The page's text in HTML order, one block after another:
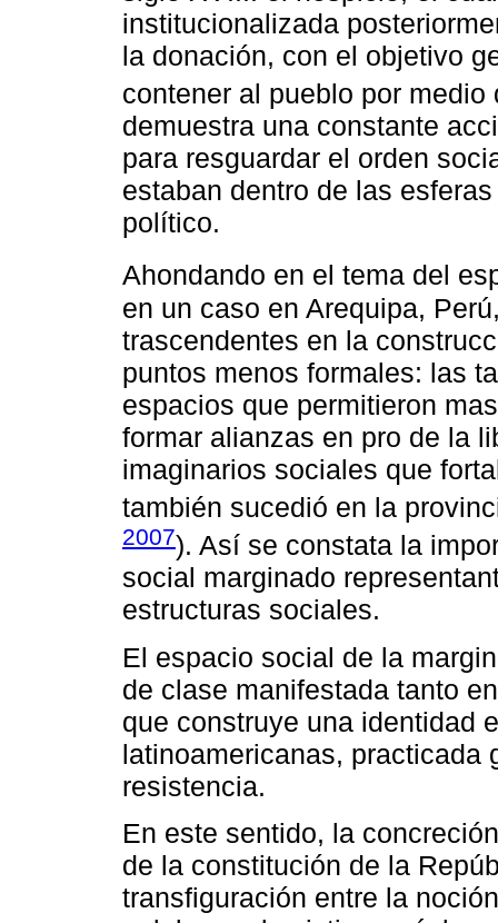
institucionalizada
la donación, con el objetivo
contener al pueblo por
demuestra una constante
para resguardar el orden
estaban dentro de las
político.
Ahondando en el tema del
en un caso en Arequipa,
trascendentes en la
puntos menos formales: las
espacios que permitieron
formar alianzas en pro de la
imaginarios sociales que
también sucedió en la
2007). Así se constata la
social marginado
estructuras sociales.
El espacio social de la
de clase manifestada tanto
que construye una identidad
latinoamericanas, practicada
resistencia.
En este sentido, la
de la constitución de la
transfiguración entre la